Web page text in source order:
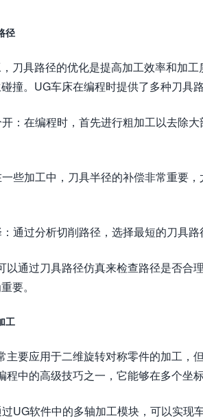
径
刀具路径的优化是提高加工效率和加
撞。UG车床在编程时提供了多种刀具
：在编程时，首先进行粗加工以去除
些加工中，刀具半径的补偿非常重要
通过分析切削路径，选择最短的刀具
以通过刀具路径仿真来检查路径是否合
要。
工
主要应用于二维旋转对称零件的加工，
程中的高级技巧之一，它能够在多个坐
UG软件中的多轴加工模块，可以实